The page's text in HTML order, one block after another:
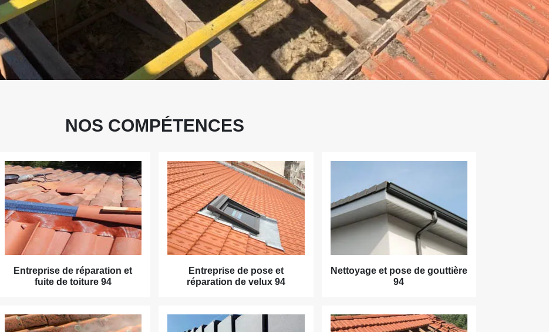
NOS COMPÉTENCES
Entreprise de réparation et
fuite de toiture 94
Entreprise de pose et
réparation de velux 94
Nettoyage et pose de gouttière
94